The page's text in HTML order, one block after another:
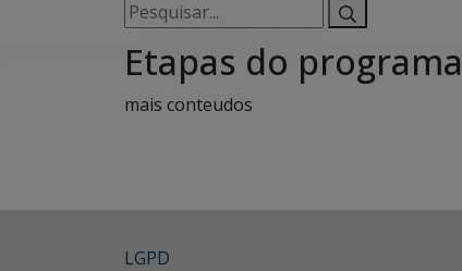
Pesquisar
por:
Etapas do programa
mais conteudos
LGPD